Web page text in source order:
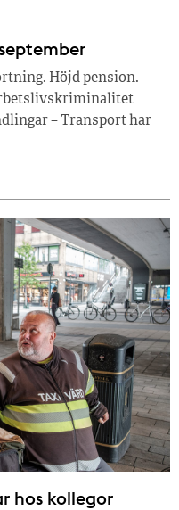
Höjd pension.
– Transport har
hos kollegor